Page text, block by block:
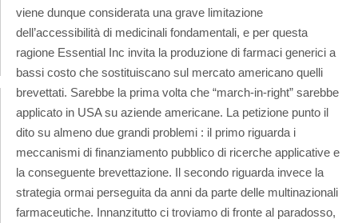
viene dunque considerata una grave limitazione
dell’accessibilità di medicinali fondamentali, e per questa
ragione Essential Inc invita la produzione di farmaci generici a
bassi costo che sostituiscano sul mercato americano quelli
brevettati. Sarebbe la prima volta che “march-in-right” sarebbe
applicato in USA su aziende americane. La petizione punto il
dito su almeno due grandi problemi : il primo riguarda i
meccanismi di finanziamento pubblico di ricerche applicative e
la conseguente brevettazione. Il secondo riguarda invece la
strategia ormai perseguita da anni da parte delle multinazionali
farmaceutiche. Innanzitutto ci troviamo di fronte al paradosso,